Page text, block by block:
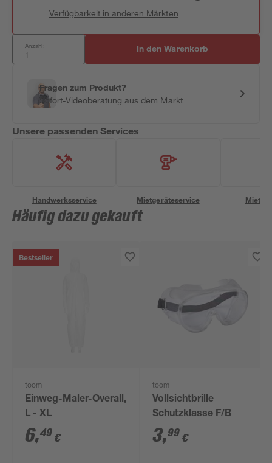
Verfügbarkeit in anderen Märkten
Anzahl: In den Warenkorb
Fragen zum Produkt?
Sofort-Videoberatung aus dem Markt
Unsere passenden Services
Handwerksservice Mietgeräteservice
Häufig dazu gekauft
Bestseller
toom
Einweg-Maler-Overall,
L - XL
6,49 €
toom
Vollsichtbrille
Schutzklasse F/B
3,99 €